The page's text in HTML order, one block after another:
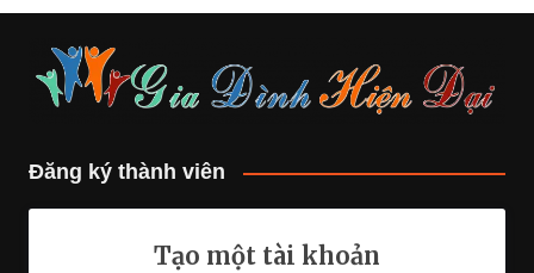
Đăng ký thành viên
Tạo một tài khoản